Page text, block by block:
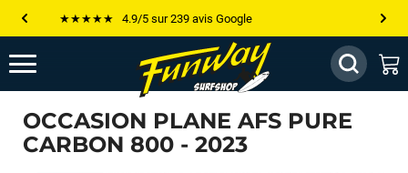
Les plus grandes marques sont chez Funway
Jusqu’à -75% de remise sur le windsurf, wingfoil, etc...
💰 Meilleur prix garanti — Moins cher ailleurs ? On s’aligne !
Besoin de conseils de pro ? Appelle nous !
OCCASION PLANE AFS PURE
CARBON 800 - 2023